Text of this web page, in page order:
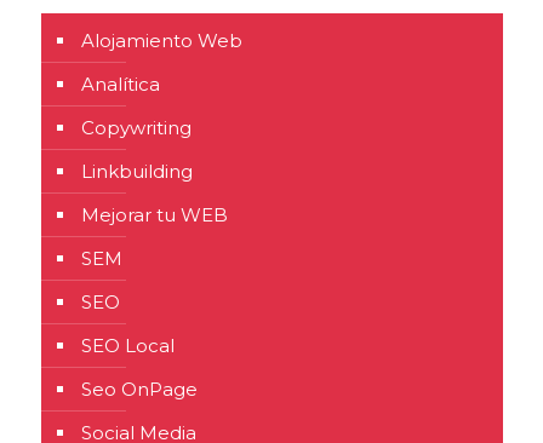
Alojamiento Web
Analítica
Copywriting
Linkbuilding
Mejorar tu WEB
SEM
SEO
SEO Local
Seo OnPage
Social Media